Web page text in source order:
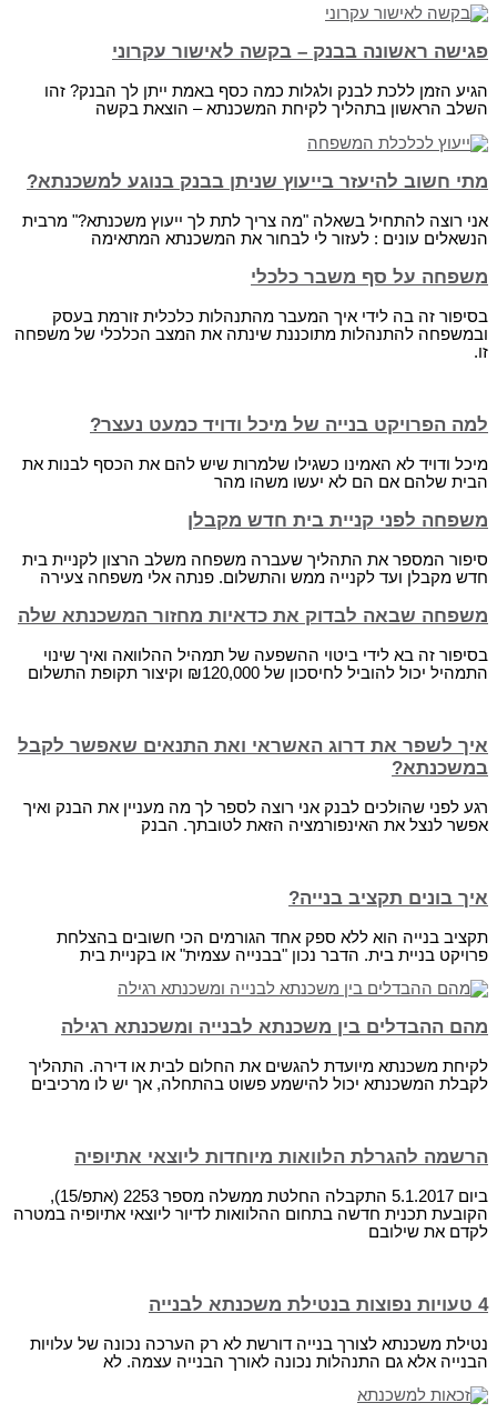
פגישה ראשונה בבנק – בקשה לאישור עקרוני
הגיע הזמן ללכת לבנק ולגלות כמה כסף באמת ייתן לך הבנק? זהו
השלב הראשון בתהליך לקיחת המשכנתא – הוצאת בקשה
מתי חשוב להיעזר בייעוץ שניתן בבנק בנוגע למשכנתא?
אני רוצה להתחיל בשאלה "מה צריך לתת לך ייעוץ משכנתא?" מרבית
הנשאלים עונים : לעזור לי לבחור את המשכנתא המתאימה
משפחה על סף משבר כלכלי
בסיפור זה בה לידי איך המעבר מהתנהלות כלכלית זורמת בעסק
ובמשפחה להתנהלות מתוכננת שינתה את המצב הכלכלי של משפחה
זו.
למה הפרויקט בנייה של מיכל ודויד כמעט נעצר?
מיכל ודויד לא האמינו כשגילו שלמרות שיש להם את הכסף לבנות את
הבית שלהם אם הם לא יעשו משהו מהר
משפחה לפני קניית בית חדש מקבלן
סיפור המספר את התהליך שעברה משפחה משלב הרצון לקניית בית
חדש מקבלן ועד לקנייה ממש והתשלום. פנתה אלי משפחה צעירה
משפחה שבאה לבדוק את כדאיות מחזור המשכנתא שלה
בסיפור זה בא לידי ביטוי ההשפעה של תמהיל ההלוואה ואיך שינוי
התמהיל יכול להוביל לחיסכון של ₪120,000 וקיצור תקופת התשלום
איך לשפר את דרוג האשראי ואת התנאים שאפשר לקבל
במשכנתא?
רגע לפני שהולכים לבנק אני רוצה לספר לך מה מעניין את הבנק ואיך
אפשר לנצל את האינפורמציה הזאת לטובתך. הבנק
איך בונים תקציב בנייה?
תקציב בנייה הוא ללא ספק אחד הגורמים הכי חשובים בהצלחת
פרויקט בניית בית. הדבר נכון "בבנייה עצמית" או בקניית בית
מהם ההבדלים בין משכנתא לבנייה ומשכנתא רגילה
לקיחת משכנתא מיועדת להגשים את החלום לבית או דירה. התהליך
לקבלת המשכנתא יכול להישמע פשוט בהתחלה, אך יש לו מרכיבים
הרשמה להגרלת הלוואות מיוחדות ליוצאי אתיופיה
ביום 5.1.2017 התקבלה החלטת ממשלה מספר 2253 (אתפ/15),
הקובעת תכנית חדשה בתחום ההלוואות לדיור ליוצאי אתיופיה במטרה
לקדם את שילובם
4 טעויות נפוצות בנטילת משכנתא לבנייה
נטילת משכנתא לצורך בנייה דורשת לא רק הערכה נכונה של עלויות
הבנייה אלא גם התנהלות נכונה לאורך הבנייה עצמה. לא